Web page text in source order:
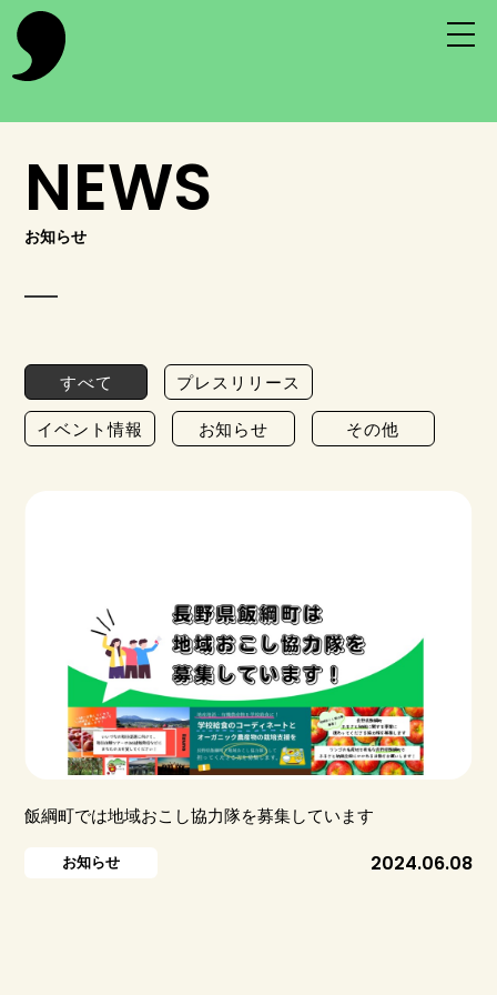
NEWS
お知らせ
すべて プレスリリース
イベント情報 お知らせ その他
飯綱町では地域おこし協力隊を募集しています
お知らせ 2024.06.08